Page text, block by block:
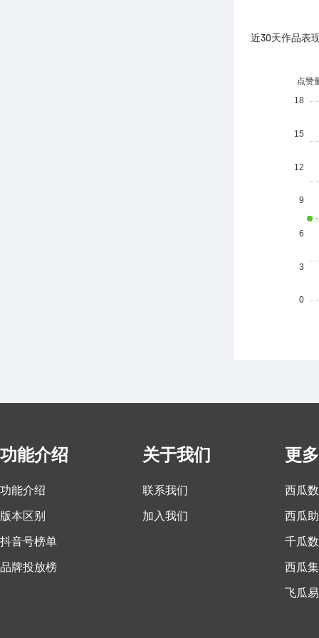
近30天作品表
功能介绍
功能介绍
版本区别
抖音号榜单
品牌投放榜
关于我们
联系我们
加入我们
更
西瓜
西瓜
千瓜
西瓜集
飞瓜